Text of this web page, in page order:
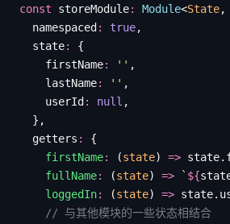
const storeModule: Module<State,
  namespaced
: true,
  state
:
{
    firstName
: '' ,
    lastName
: '' ,
    userId
: null ,
  },
  getters
:
{
    firstName
: (state) => state.
    fullName
: (state) => ` ${
    loggedIn
: (state) => state.
    // 与其他模块的一些状态相结合